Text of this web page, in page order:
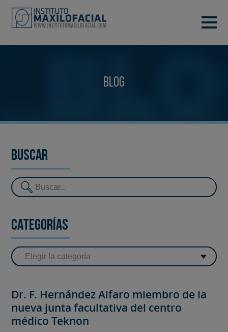
Blog
Buscar
Categorías
Dr. F. Hernández Alfaro miembro de la
nueva junta facultativa del centro
médico Teknon